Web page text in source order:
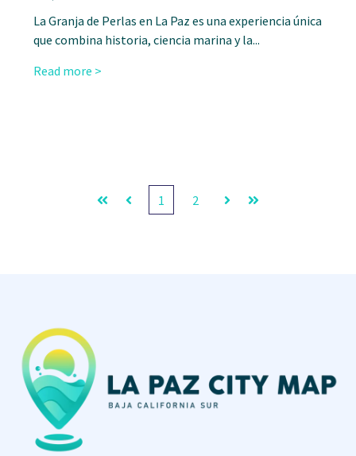
La Granja de Perlas en La Paz es una experiencia única
que combina historia, ciencia marina y la...
Read more >
PrimeraAnterior
1 2
SiguienteÚltima